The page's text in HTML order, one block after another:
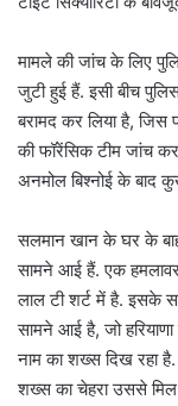
मामले की जांच के लिए
जुटी हुई हैं. इसी बीच
बरामद कर लिया है, जिस
की फॉरेंसिक टीम जांच
अनमोल बिश्नोई के बाद
सलमान खान के घर के
सामने आई हैं. एक
लाल टी शर्ट में है. इसके
सामने आई है, जो
नाम का शख्स दिख रहा
शख्स का चेहरा उससे मिल